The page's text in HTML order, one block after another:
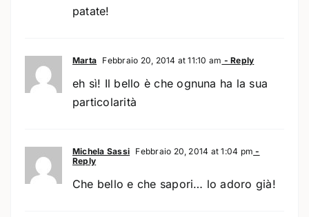
patate!
Marta Febbraio 20, 2014 at 11:10 am - Reply
eh sì! Il bello è che ognuna ha la sua
particolarità
Michela Sassi Febbraio 20, 2014 at 1:04 pm -
Reply
Che bello e che sapori… lo adoro già!